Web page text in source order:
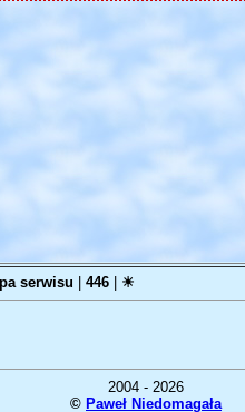
serwisu 446| ☀
2004 - 2026
© Paweł Niedomagała